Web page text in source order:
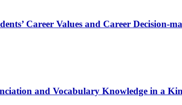
Career Values and Career Decision-
and Vocabulary Knowledge in a